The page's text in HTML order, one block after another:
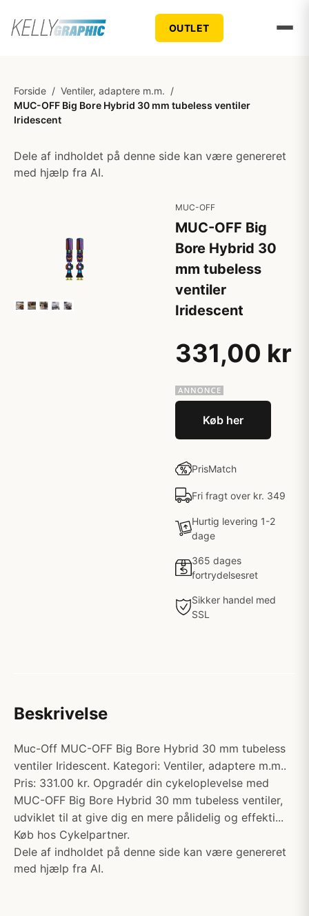
OUTLET
Forside / Ventiler, adaptere m.m. /
MUC-OFF Big Bore Hybrid 30 mm tubeless ventiler
Iridescent
Dele af indholdet på denne side kan være genereret
med hjælp fra AI.
MUC-OFF
MUC-OFF Big
Bore Hybrid 30
mm tubeless
ventiler
Iridescent
331,00 kr
Køb her
PrisMatch
Fri fragt over kr. 349
Hurtig levering 1-2
dage
365 dages
fortrydelsesret
Sikker handel med
SSL
Beskrivelse
Muc-Off MUC-OFF Big Bore Hybrid 30 mm tubeless
ventiler Iridescent. Kategori: Ventiler, adaptere m.m..
Pris: 331.00 kr. Opgradér din cykeloplevelse med
MUC-OFF Big Bore Hybrid 30 mm tubeless ventiler,
udviklet til at give dig en mere pålidelig og effekti...
Køb hos Cykelpartner.
Dele af indholdet på denne side kan være genereret
med hjælp fra AI.